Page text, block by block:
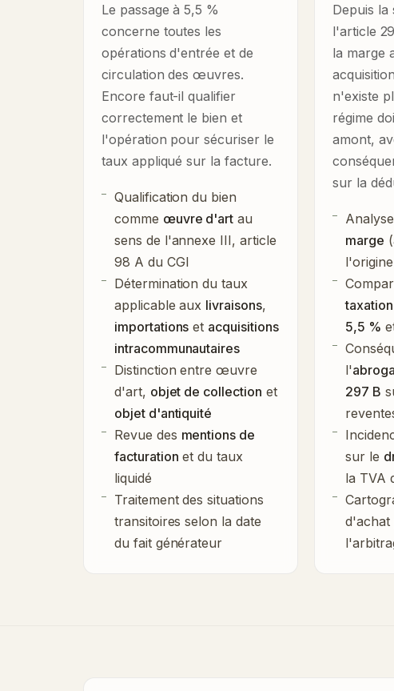
Le passage à 5,5 %
concerne toutes les
opérations d'entrée et de
circulation des œuvres.
Encore faut-il qualifier
correctement le bien et
l'opération pour sécuriser le
taux appliqué sur la facture.
Qualification du bien
comme œuvre d'art au
sens de l'annexe III, article
98 A du CGI
Détermination du taux
applicable aux livraisons,
importations et acquisitions
intracommunautaires
Distinction entre œuvre
d'art, objet de collection et
objet d'antiquité
Revue des mentions de
facturation et du taux
liquidé
Traitement des situations
transitoires selon la date
du fait générateur
Depuis la
l'article
la marge
n'existe
régime
amont,
sur la
marge
5,5 %
l'
297 B
sur le
la TVA
d'achat